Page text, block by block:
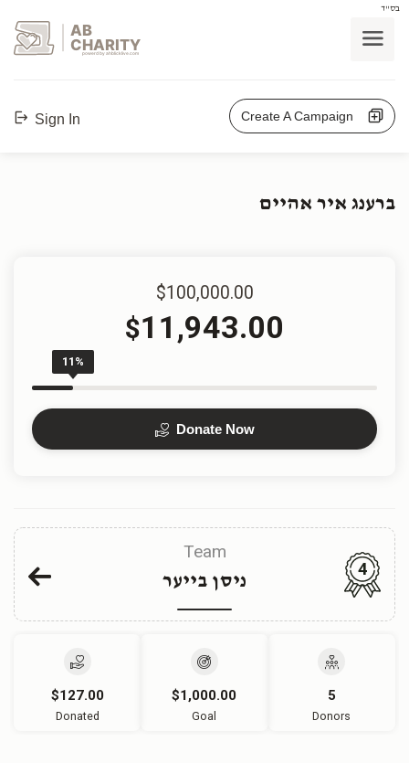
בס"ד
AB
CHARITY
powerd by ahblicklive.com
Sign In Create A Campaign
ברענג איר אהיים
$100,000.00
$11,943.00
11%
Donate Now
Team
ניסן בייער
4
$127.00
Donated
$1,000.00
Goal
5
Donors